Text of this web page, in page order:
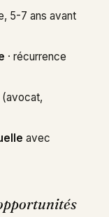
5-7 ans avant
· récurrence
(avocat,
avec